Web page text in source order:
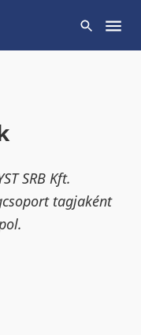
SRB Kft.
tagjaként